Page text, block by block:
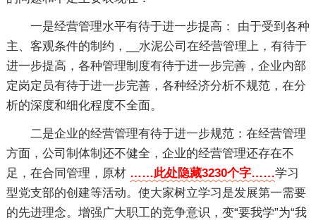
一是经营管理水平有待于进一步提高： 由于受到各种
主、客观条件的制约，__水泥公司在经营管理上，有待于
进一步提高，各种管理制度有待于进一步完善，企业内部
定岗定员有待于进一步完善，各种经济分析不规范，在分
析的深度和细化程度不全面。
二是企业的经营管理有待于进一步规范：在经营管理
方面，公司制体制还不健全，企业的经营管理还存在不
足，在合同管理，原材 ……此处隐藏3230个字……学习
型党支部的创建等活动。使大家树立学习是发展第一需要
的先进理念。增强广大职工的竞争意识，变“要我学”为“我